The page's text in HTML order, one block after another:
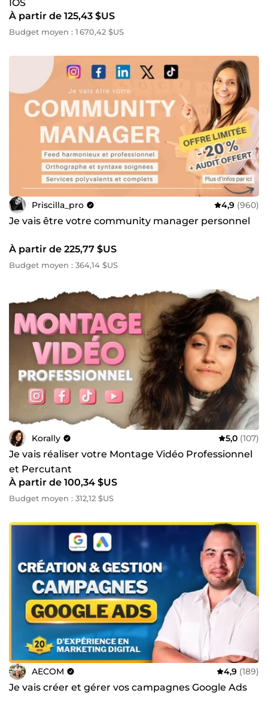
IOS
À partir de 125,43 $US
Budget moyen : 1 670,42 $US
Priscilla_pro 4,9 (960)
Je vais être votre community manager personnel
À partir de 225,77 $US
Budget moyen : 364,14 $US
Korally 5,0 (107)
Je vais réaliser votre Montage Vidéo Professionnel
et Percutant
À partir de 100,34 $US
Budget moyen : 312,12 $US
AECOM 4,9 (189)
Je vais créer et gérer vos campagnes Google Ads